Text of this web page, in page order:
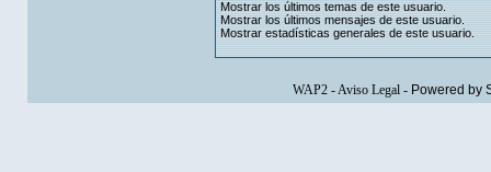
Mostrar los últimos temas de este usuario.
Mostrar los últimos mensajes de este usuario.
Mostrar estadísticas generales de este usuario.
WAP2-Aviso Legal- Powered by